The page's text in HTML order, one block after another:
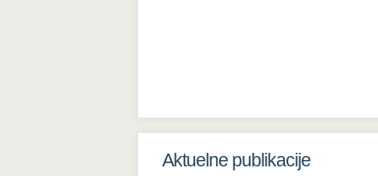
Aktuelne publikacije